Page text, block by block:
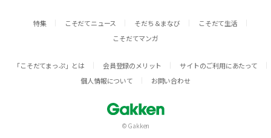
特集 こそだてニュース そだち＆まなび
こそだて生活
こそだてマンガ
「こそだてまっぷ」とは 会員登録のメリット
サイトのご利用にあたって
個人情報について
お問い合わせ
© Gakken